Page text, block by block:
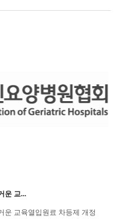
운 교...
운 교육열입원료 차등제 개정